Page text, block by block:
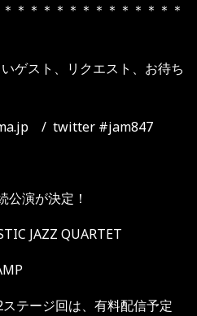
＊＊＊＊＊＊＊＊＊＊＊＊＊
ゲスト、リクエスト、お待ち
/ twitter #jam847
公演が決定！
JAZZ QUARTET
テージ回は、有料配信予定